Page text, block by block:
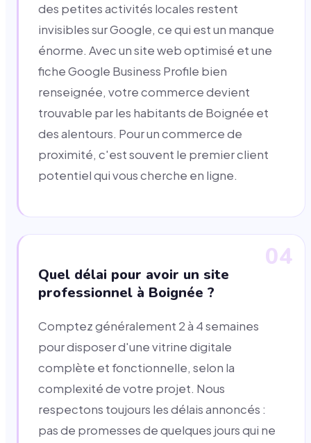
des petites activités locales restent
invisibles sur Google, ce qui est un manque
énorme. Avec un site web optimisé et une
fiche Google Business Profile bien
renseignée, votre commerce devient
trouvable par les habitants de Boignée et
des alentours. Pour un commerce de
proximité, c'est souvent le premier client
potentiel qui vous cherche en ligne.
04
Quel délai pour avoir un site
professionnel à Boignée ?
Comptez généralement 2 à 4 semaines
pour disposer d'une vitrine digitale
complète et fonctionnelle, selon la
complexité de votre projet. Nous
respectons toujours les délais annoncés :
pas de promesses de quelques jours qui ne